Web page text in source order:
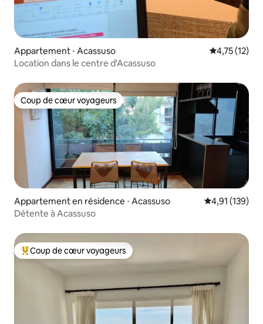
Appartement ⋅ Acassuso Évaluation
4,75 (12)
Location dans le centre d'Acassuso
Coup de cœur voyageurs
Coup de cœur voyageurs
Appartement en résidence ⋅ Acassuso Évaluation
4,91 (139)
Détente à Acassuso
Coups de cœur voyageurs les plus appréciés
Coup de cœur voyageurs